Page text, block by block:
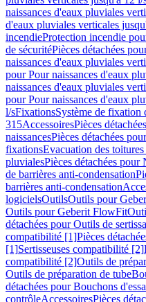
naissances d'eaux pluviales
d'eaux pluviales verticales
incendieProtection incendie
de sécuritéPièces détachées
naissances d'eaux pluviales
pour Pour naissances d'eaux
naissances d'eaux pluviales
pour Pour naissances d'eaux
l/sFixationsSystème de fixation
315AccessoiresPièces
naissancesPièces détachées
fixationsEvacuation des
pluvialesPièces détachées pour
de barrières anti-condensation
barrières anti-condensation
logicielsOutilsOutils pour
Outils pour Geberit FlowFit
détachées pour Outils de
compatibilité [1]Pièces
[1]Sertisseuses compatibilité [2]
compatibilité [2]Outils de
Outils de préparation de tube
détachées pour Bouchons
contrôleAccessoiresPièces